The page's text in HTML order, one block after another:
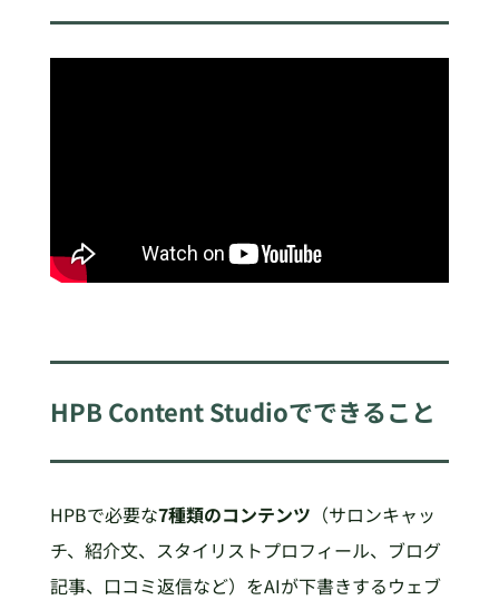
HPB Content Studioでできること
HPBで必要な7種類のコンテンツ （サロンキャッ
チ、紹介文、スタイリストプロフィール、ブログ
記事、口コミ返信など）をAIが下書きするウェブ